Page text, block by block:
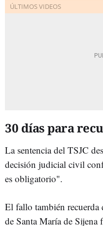
30 días para
La sentencia del TSJC
decisión judicial civil
es obligatorio".
El fallo también recuerda
de Santa María de